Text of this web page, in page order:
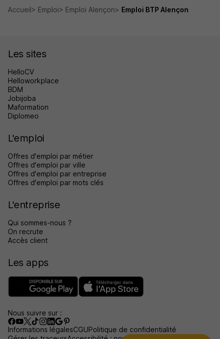
Accueil Emploi Emploi Alençon Emploi BTP Alençon
Les sites
HelloCV
Helloworkplace
BDM
Jobijoba
Maformation
Diplomeo
L'emploi
Offres d'emploi par métier
Offres d'emploi par ville
Offres d'emploi par entreprise
Offres d'emploi par mots clés
L'entreprise
Qui sommes-nous ?
On recrute
Accès client
Les apps
Nous suivre sur :
Informations légalesCGUPolitique de confidentialité